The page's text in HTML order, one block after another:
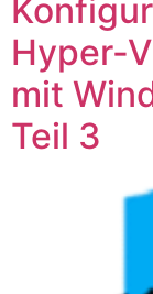
Hyper-
mit
Teil 3